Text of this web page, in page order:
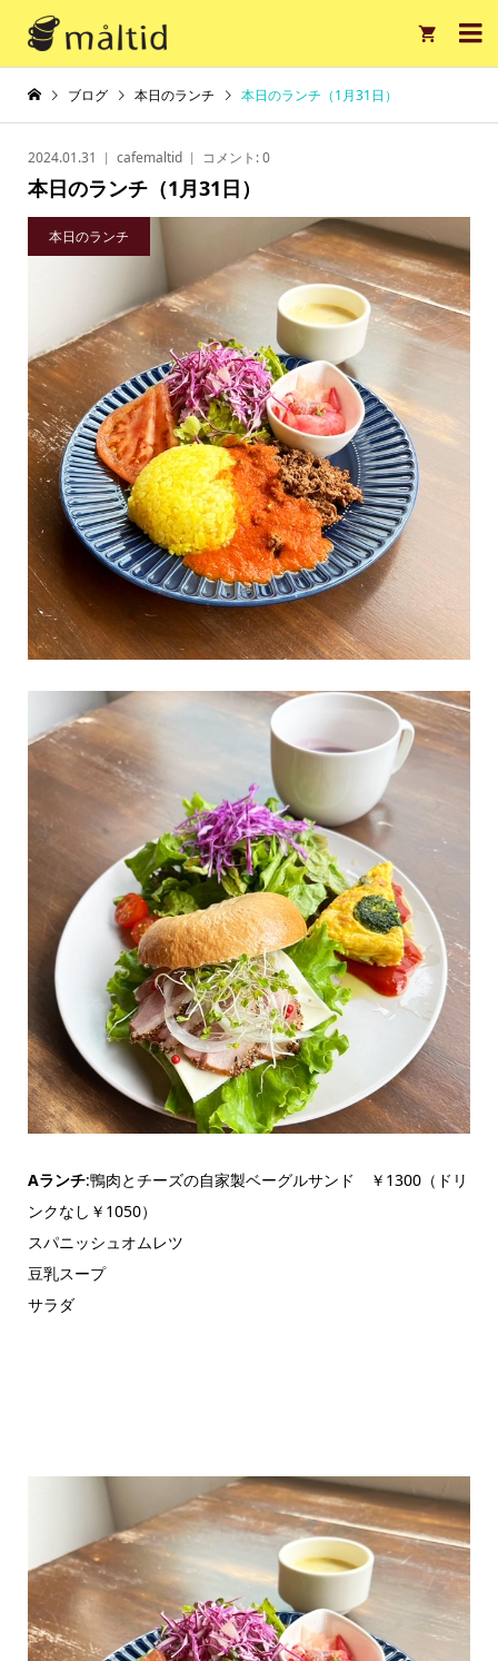

ブログ 本日のランチ 本日のランチ（1月31日）
2024.01.31 cafemaltid コメント:0
本日のランチ（1月31日）
本日のランチ
Aランチ:鴨肉とチーズの自家製ベーグルサンド ￥1300（ドリ
ンクなし￥1050）
スパニッシュオムレツ
豆乳スープ
サラダ